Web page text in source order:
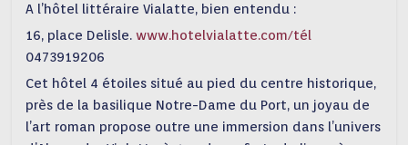
A l’hôtel littéraire Vialatte, bien entendu :
16, place Delisle.www.hotelvialatte.com/tél
0473919206
Cet hôtel 4 étoiles situé au pied du centre historique,
près de la basilique Notre-Dame du Port, un joyau de
l’art roman propose outre une immersion dans l’univers